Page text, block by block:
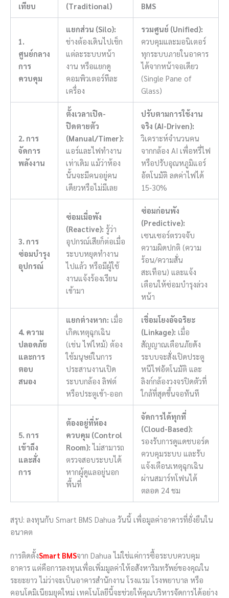
เทียบ
(Traditional)
BMS
1.
ศูนย์กลาง
การ
ควบคุม
แยกส่วน (Silo):
ช่างต้องเดินไปเช็ก
แต่ละระบบหน้า
งาน หรือแยกดู
คอมพิวเตอร์ทีละ
เครื่อง
รวมศูนย์ (Unified):
ควบคุมและมอนิเตอร์
ทุกระบบภายในอาคาร
ได้จากหน้าจอเดียว
(Single Pane of
Glass)
2. การ
จัดการ
พลังงาน
ตั้งเวลาเปิด-
ปิดตายตัว
(Manual/Timer):
แอร์และไฟทำงาน
เท่าเดิม แม้ว่าห้อง
นั้นจะมีคนอยู่คน
เดียวหรือไม่มีเลย
ปรับตามการใช้งาน
จริง (AI-Driven):
วิเคราะห์จำนวนคน
จากกล้อง AI เพื่อหรี่ไฟ
หรือปรับอุณหภูมิแอร์
อัตโนมัติ ลดค่าไฟได้
15-30%
3. การ
ซ่อมบำรุง
อุปกรณ์
ซ่อมเมื่อพัง
(Reactive): รู้ว่า
อุปกรณ์เสียก็ต่อเมื่อ
ระบบหยุดทำงาน
ไปแล้ว หรือมีผู้ใช้
งานแจ้งร้องเรียน
เข้ามา
ซ่อมก่อนพัง
(Predictive):
เซนเซอร์ตรวจจับ
ความผิดปกติ (ความ
ร้อน/ความสั่น
สะเทือน) และแจ้ง
เตือนให้ซ่อมบำรุงล่วง
หน้า
4. ความ
ปลอดภัย
และการ
ตอบ
สนอง
แยกต่างหาก: เมื่อ
เกิดเหตุฉุกเฉิน
(เช่น ไฟไหม้) ต้อง
ใช้มนุษย์ในการ
ประสานงานเปิด
ระบบกล้อง ลิฟต์
หรือประตูเข้า-ออก
เชื่อมโยงอัจฉริยะ
(Linkage): เมื่อ
สัญญาณเตือนภัยดัง
ระบบจะสั่งเปิดประตู
หนีไฟอัตโนมัติ และ
ลิงก์กล้องวงจรปิดตัวที่
ใกล้ที่สุดขึ้นจอทันที
5. การ
เข้าถึง
และสั่ง
การ
ต้องอยู่ที่ห้อง
ควบคุม (Control
Room): ไม่สามารถ
ตรวจสอบระบบได้
หากผู้ดูแลอยู่นอก
พื้นที่
จัดการได้ทุกที่
(Cloud-Based):
รองรับการดูแดชบอร์ด
ควบคุมระบบ และรับ
แจ้งเตือนเหตุฉุกเฉิน
ผ่านสมาร์ทโฟนได้
ตลอด 24 ชม
สรุป: ลงทุนกับ Smart BMS Dahua วันนี้ เพื่อมูลค่าอาคารที่ยั่งยืนใน
อนาคต
การติดตั้งSmart BMSจาก Dahua ไม่ใช่แค่การซื้อระบบควบคุม
อาคาร แต่คือการลงทุนเพื่อเพิ่มมูลค่าให้อสังหาริมทรัพย์ของคุณใน
ระยะยาว ไม่ว่าจะเป็นอาคารสำนักงาน โรงแรม โรงพยาบาล หรือ
คอนโดมิเนียมยุคใหม่ เทคโนโลยีนี้จะช่วยให้คุณบริหารจัดการได้อย่าง